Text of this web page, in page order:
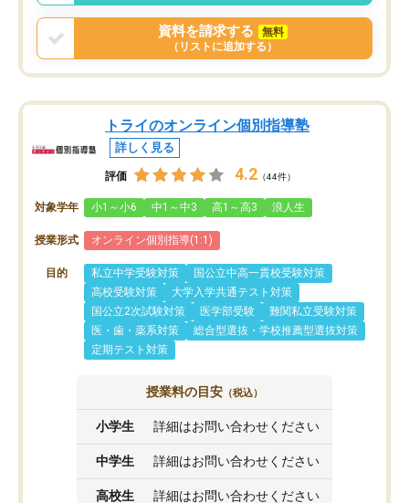
資料を請求する
無料
（リストに追加する）
トライのオンライン個別指導塾
詳しく見る
評価 4.2 （44件）
対象学年 小1～小6 中1～中3 高1～高3 浪人生
授業形式 オンライン個別指導(1:1)
目的 私立中学受験対策
国公立中高一貫校受験対策
高校受験対策
大学入学共通テスト対策
国公立2次試験対策
医学部受験
難関私立受験対策
医・歯・薬系対策
総合型選抜・学校推薦型選抜対策
定期テスト対策
授業料の目安 （税込）
小学生 詳細はお問い合わせください
中学生 詳細はお問い合わせください
高校生 詳細はお問い合わせください